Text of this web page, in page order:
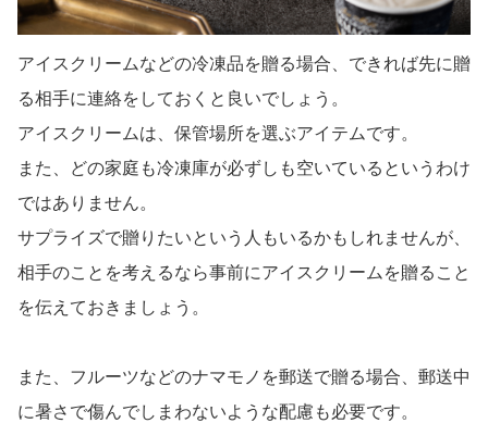
アイスクリームなどの冷凍品を贈る場合、できれば先に贈
る相手に連絡をしておくと良いでしょう。
アイスクリームは、保管場所を選ぶアイテムです。
また、どの家庭も冷凍庫が必ずしも空いているというわけ
ではありません。
サプライズで贈りたいという人もいるかもしれませんが、
相手のことを考えるなら事前にアイスクリームを贈ること
を伝えておきましょう。
また、フルーツなどのナマモノを郵送で贈る場合、郵送中
に暑さで傷んでしまわないような配慮も必要です。